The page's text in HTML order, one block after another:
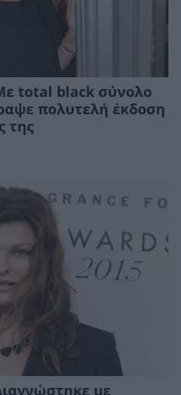
total black σύνολο
πολυτελή έκδοση
της
με